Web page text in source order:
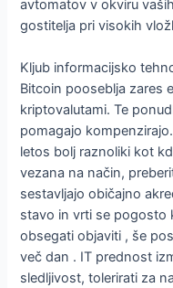
avtomatov v okviru
gostitelja pri visokih
Kljub informacijsko
Bitcoin pooseblja zares
kriptovalutami. Te
pomagajo
letos bolj raznoliki kot
vezana na način,
sestavljajo običajno
stavo in vrti se pogosto
obsegati objaviti , še
več dan . IT prednost
sledljivost, tolerirati za